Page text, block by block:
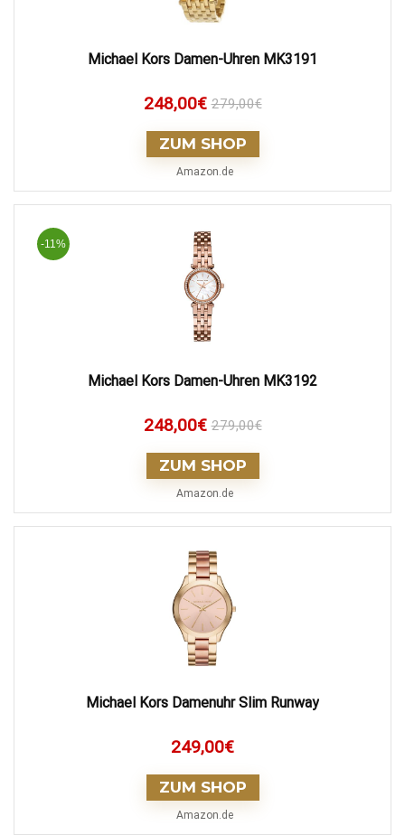
Michael Kors Damen-Uhren MK3191
248,00€ 279,00€
ZUM SHOP
Amazon.de
-11%
Michael Kors Damen-Uhren MK3192
248,00€ 279,00€
ZUM SHOP
Amazon.de
Michael Kors Damenuhr Slim Runway
249,00€
ZUM SHOP
Amazon.de